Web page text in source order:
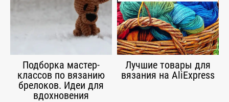
Подборка мастер-
классов по вязанию
брелоков. Идеи для
вдохновения
Лучшие товары для
вязания на AliExpress